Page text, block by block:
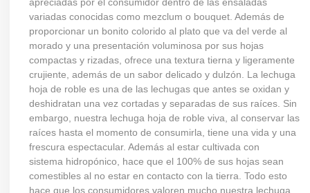
variadas conocidas como mezclum o bouquet. Además de
proporcionar un bonito colorido al plato que va del verde al
morado y una presentación voluminosa por sus hojas
compactas y rizadas, ofrece una textura tierna y ligeramente
crujiente, además de un sabor delicado y dulzón. La lechuga
hoja de roble es una de las lechugas que antes se oxidan y
deshidratan una vez cortadas y separadas de sus raíces. Sin
embargo, nuestra lechuga hoja de roble viva, al conservar las
raíces hasta el momento de consumirla, tiene una vida y una
frescura espectacular. Además al estar cultivada con
sistema hidropónico , hace que el 100% de sus hojas sean
comestibles al no estar en contacto con la tierra. Todo esto
hace que los consumidores valoren mucho nuestra lechuga